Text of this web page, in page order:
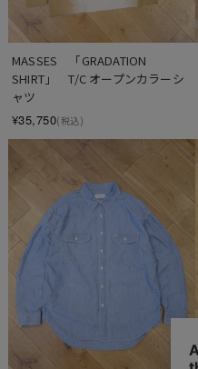
MASSES　「GRADATION
SHIRT」　T/C オープンカラーシ
ャツ
¥35,750(税込)